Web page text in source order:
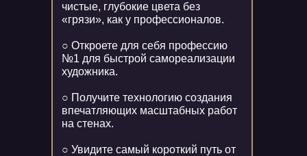
чистые, глубокие цвета без
«грязи», как у профессионалов.
○ Откроете для себя профессию
№1 для быстрой самореализации
художника.
○ Получите технологию создания
впечатляющих масштабных работ
на стенах.
○ Увидите самый короткий путь от